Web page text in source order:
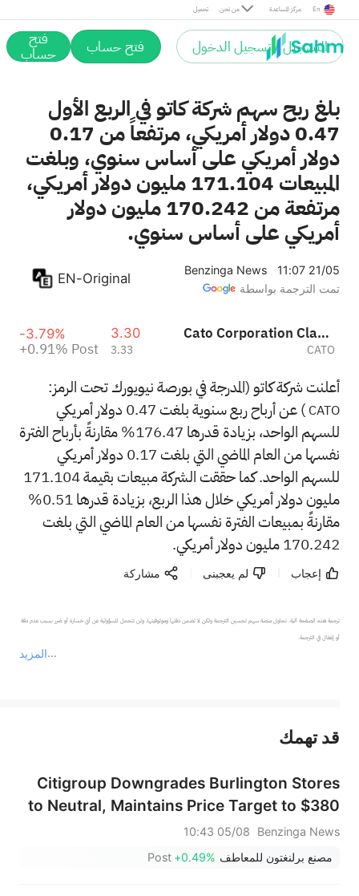
تحميل من نحن مركز المساعدة En
التسجيل / تسجيل الدخول فتح حساب فتح
حساب
بلغ ربح سهم شركة كاتو في الربع الأول
0.47 دولار أمريكي، مرتفعاً من 0.17
دولار أمريكي على أساس سنوي، وبلغت
المبيعات 171.104 مليون دولار أمريكي،
مرتفعة من 170.242 مليون دولار
أمريكي على أساس سنوي.
Benzinga News
11:07 21/05
تمت الترجمة بواسطة
EN-Original
Cato Corporation Class A
CATO
3.30
3.33
-3.79%
+0.91% Post
أعلنت شركة كاتو (المدرجة في بورصة نيويورك تحت الرمز:
CATO
) عن أرباح ربع سنوية بلغت 0.47 دولار أمريكي
للسهم الواحد، بزيادة قدرها 176.47% مقارنةً بأرباح الفترة
نفسها من العام الماضي التي بلغت 0.17 دولار أمريكي
للسهم الواحد. كما حققت الشركة مبيعات بقيمة 171.104
مليون دولار أمريكي خلال هذا الربع، بزيادة قدرها 0.51%
مقارنةً بمبيعات الفترة نفسها من العام الماضي التي بلغت
170.242 مليون دولار أمريكي.
إعجاب لم يعجبنى مشاركة
المزيد
ترجمة هذه الصفحة آلية. تحاول منصة سهم تحسين الترجمة ولكن لا تضمن دقتها وموثوقيتها، ولن تتحمل المسؤولية عن أي خسارة أو ضرر بسبب عدم دقة
أو إغفال في الترجمة.
عند الضرورة، يرجى استشارة مستشار استثمار محترف. لا تقدم منصة سهم أي مشورة استثمارية، ولا تقدم أي التزامات أو ضمانات.
قد تهمك
Citigroup Downgrades Burlington Stores
to Neutral, Maintains Price Target to $380
Benzinga News
05/08 10:43
مصنع برلنغتون للمعاطف +0.49%
Post